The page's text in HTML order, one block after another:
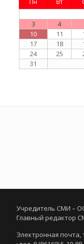
Пн Вт
3
4
10
11
17
18
24
25
31
Учредитель СМИ –
Главный редактор
Электронная почта,